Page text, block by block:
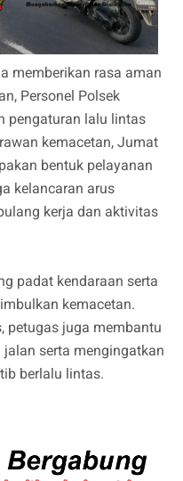
memberikan rasa aman
Personel Polsek
pengaturan lalu lintas
kemacetan, Jumat
bentuk pelayanan
kelancaran arus
kerja dan aktivitas
padat kendaraan serta
kemacetan.
petugas juga membantu
serta mengingatkan
berlalu lintas.